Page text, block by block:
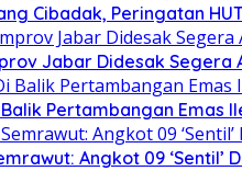
Cibadak, Peringatan
Jabar Didesak Segera
Pertambangan
Angkot 09 ‘Sentil’